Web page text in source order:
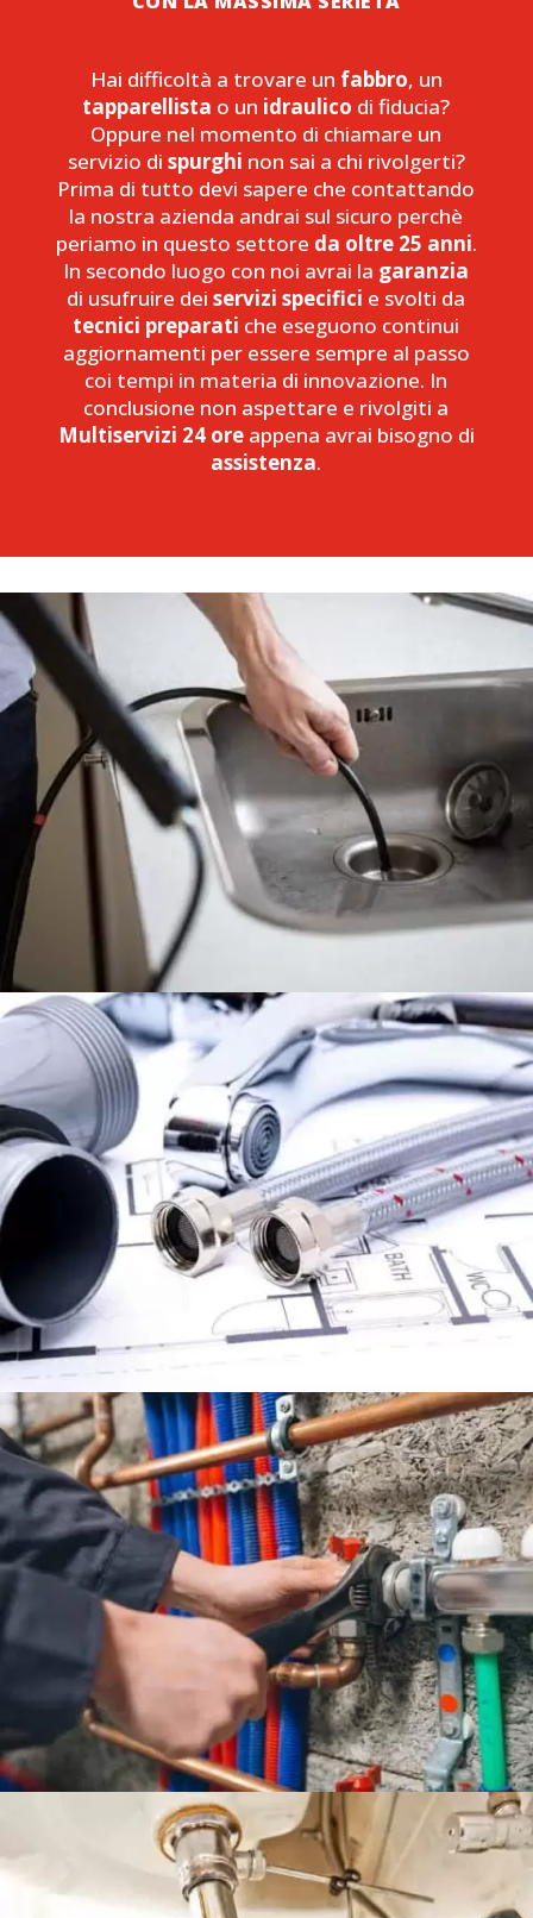
Hai difficoltà a trovare un fabbro, un
tapparellista o un idraulico di fiducia?
Oppure nel momento di chiamare un
servizio di spurghi non sai a chi rivolgerti?
Prima di tutto devi sapere che contattando
la nostra azienda andrai sul sicuro perchè
periamo in questo settore da oltre 25 anni.
In secondo luogo con noi avrai la garanzia
di usufruire deiservizi specifici e svolti da
tecnici preparati che eseguono continui
aggiornamenti per essere sempre al passo
coi tempi in materia di innovazione. In
conclusione non aspettare e rivolgiti a
Multiservizi 24 oreappena avrai bisogno di
assistenza.